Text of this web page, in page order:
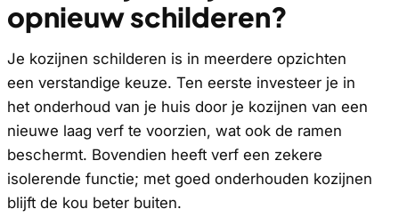
opnieuw schilderen?
Je kozijnen schilderen is in meerdere opzichten
een verstandige keuze. Ten eerste investeer je in
het onderhoud van je huis door je kozijnen van een
nieuwe laag verf te voorzien, wat ook de ramen
beschermt. Bovendien heeft verf een zekere
isolerende functie; met goed onderhouden kozijnen
blijft de kou beter buiten.